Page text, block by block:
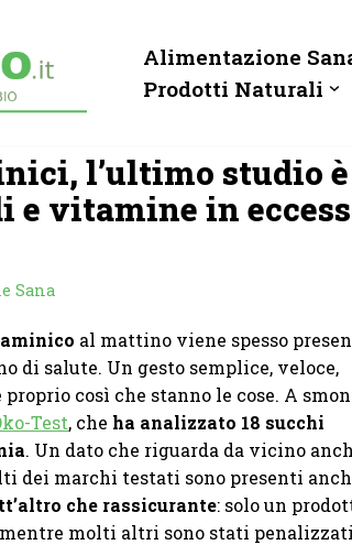
Alimentazione
Prodotti Naturali
l’ultimo studio è
e vitamine in
Sana
al mattino viene spesso
di salute. Un gesto semplice, veloce,
così che stanno le cose. A
Test, che ha analizzato 18 succhi
. Un dato che riguarda da vicino
dei marchi testati sono presenti
che rassicurante: solo un
mentre molti altri sono stati